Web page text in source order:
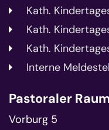
Kath.
Kath.
Kath.
Interne
Pastoraler
Vorburg 5